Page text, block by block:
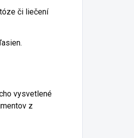
či liečení
vysvetlené
z